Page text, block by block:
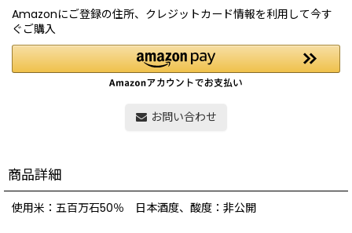
Amazonにご登録の住所、クレジットカード情報を利用して今す
ぐご購入
お問い合わせ
商品詳細
使用米：五百万石50％ 日本酒度、酸度：非公開